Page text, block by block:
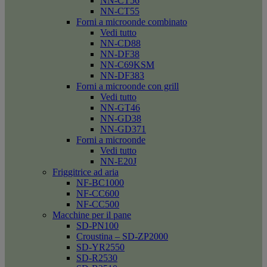
NN-CT55
Forni a microonde combinato
Vedi tutto
NN-CD88
NN-DF38
NN-C69KSM
NN-DF383
Forni a microonde con grill
Vedi tutto
NN-GT46
NN-GD38
NN-GD371
Forni a microonde
Vedi tutto
NN-E20J
Friggitrice ad aria
NF-BC1000
NF-CC600
NF-CC500
Macchine per il pane
SD-PN100
Croustina – SD-ZP2000
SD-YR2550
SD-R2530